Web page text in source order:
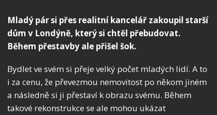
Mladý pár si přes realitní kancelář zakoupil starší
dům v Londýně, který si chtěl přebudovat.
Během přestavby ale přišel šok.
Bydlet ve svém si přeje velký počet mladých lidí. A to
i za cenu, že převezmou nemovitost po někom jiném
a následně si ji přestaví k obrazu svému. Během
takové rekonstrukce se ale mohou ukázat